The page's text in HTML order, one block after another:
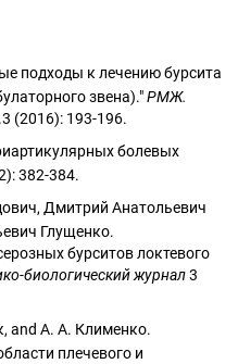
подходы к лечению бурсита
звена)."РМЖ.
(2016): 193-196.
болевых
382-384.
Дмитрий Анатольевич
Глущенко.
бурситов локтевого
биологический журнал3
and А. А. Клименко.
плечевого и